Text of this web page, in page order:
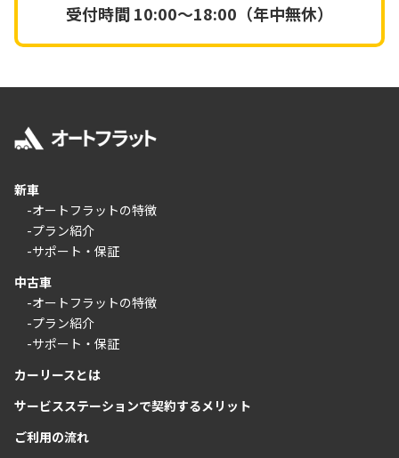
受付時間10:00～18:00（年中無休）
新車
-オートフラットの特徴
-プラン紹介
-サポート・保証
中古車
-オートフラットの特徴
-プラン紹介
-サポート・保証
カーリースとは
サービスステーションで契約するメリット
ご利用の流れ